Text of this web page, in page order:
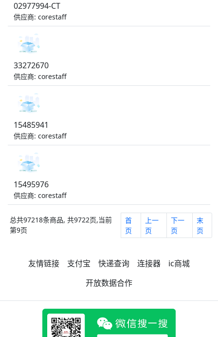
02977994-CT
供应商: corestaff
33272670
供应商: corestaff
15485941
供应商: corestaff
15495976
供应商: corestaff
总共97218条商品, 共9722页,当前
第9页
首
页
上一
页
下一
页
末
页
友情链接 支付宝 快递查询 连接器
ic商城
开放数据合作